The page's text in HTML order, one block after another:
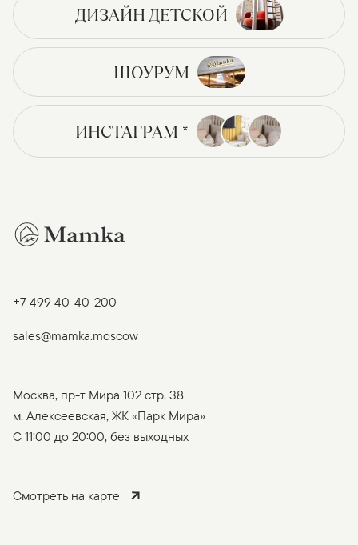
ДИЗАЙН ДЕТСКОЙ
ШОУРУМ
ИНСТАГРАМ *
+7 499 40-40-200
sales@mamka.moscow
Москва, пр-т Мира 102 стр. 38
м. Алексеевская, ЖК «Парк Мира»
C 11:00 до 20:00, без выходных
Смотреть на карте